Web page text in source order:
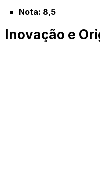
Nota: 8,5
Inovação e